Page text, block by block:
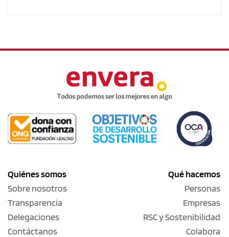
Quiénes somos
Sobre nosotros
Transparencia
Delegaciones
Contáctanos
Qué hacemos
Personas
Empresas
RSC y Sostenibilidad
Colabora